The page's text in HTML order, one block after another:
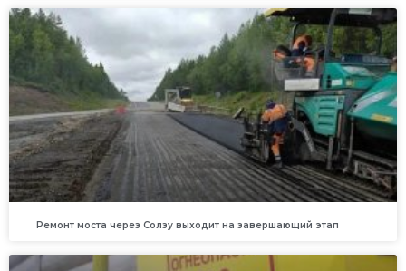
Ремонт моста через Солзу выходит на завершающий этап